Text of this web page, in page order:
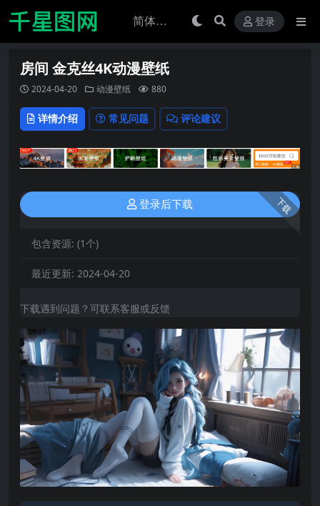
登录
房间 金克丝4K动漫壁纸
2024-04-20 动漫壁纸 880
详情介绍 常见问题 评论建议
下载
登录后下载
包含资源: (1个)
最近更新: 2024-04-20
下载遇到问题？可联系客服或反馈